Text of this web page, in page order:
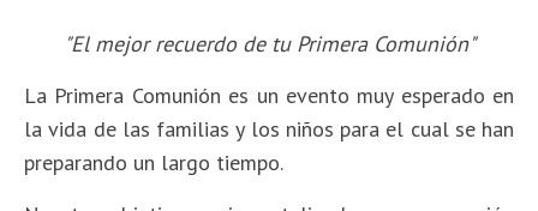
"El mejor recuerdo de tu Primera Comunión"
La Primera Comunión es un evento muy esperado en
la vida de las familias y los niños para el cual se han
preparando un largo tiempo.